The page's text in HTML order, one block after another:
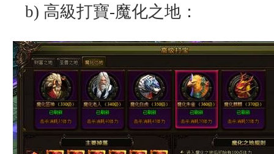
b) 高級打寶-魔化之地：